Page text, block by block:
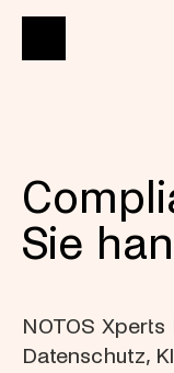
Sie
NOTOS
Datenschutz,